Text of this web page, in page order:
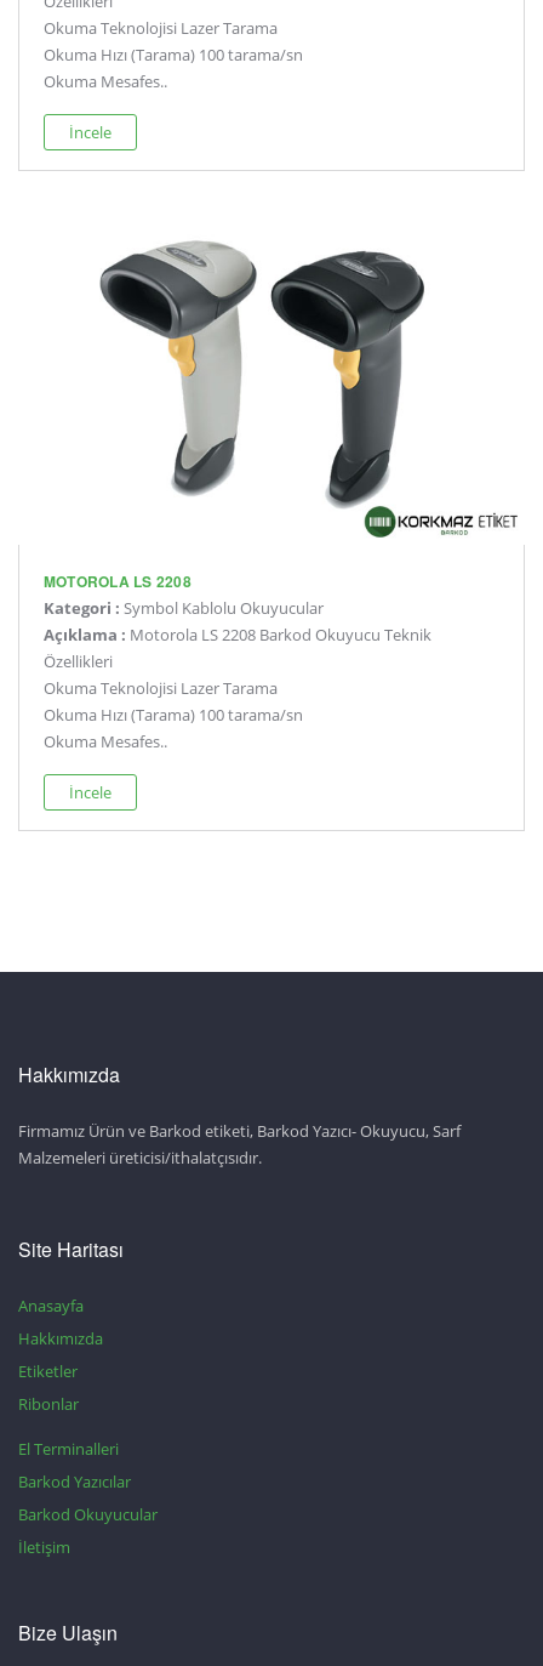
Okuma Teknolojisi Lazer Tarama
Okuma Hızı (Tarama) 100 tarama/sn
Okuma Mesafes..
İncele
MOTOROLA LS 2208
Kategori : Symbol Kablolu Okuyucular
Açıklama : Motorola LS 2208 Barkod Okuyucu Teknik
Özellikleri
Okuma Teknolojisi Lazer Tarama
Okuma Hızı (Tarama) 100 tarama/sn
Okuma Mesafes..
İncele
Hakkımızda
Firmamız Ürün ve Barkod etiketi, Barkod Yazıcı- Okuyucu, Sarf
Malzemeleri üreticisi/ithalatçısıdır.
Site Haritası
Anasayfa
Hakkımızda
Etiketler
Ribonlar
El Terminalleri
Barkod Yazıcılar
Barkod Okuyucular
İletişim
Bize Ulaşın